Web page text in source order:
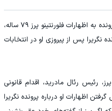
به گزارش "ورزش سه"، موضوع این پرونده به اظهارات فلورنتینو پرز ۷۹ ساله،
نگریرا پس از پیروزی او در انتخابات
رئیس رئال مادرید، اقدام قانونی
اظهارات او درباره پرونده نگریرا